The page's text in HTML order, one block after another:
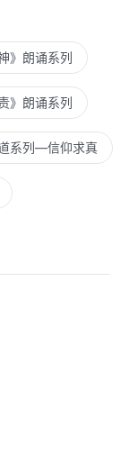
》朗诵系列
》朗诵系列
系列—信仰求真